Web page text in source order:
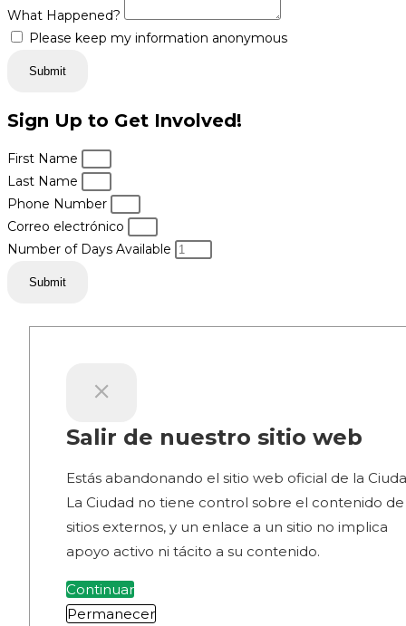
What Happened?
Please keep my information anonymous
Submit
Sign Up to Get Involved!
First Name
Last Name
Phone Number
Correo electrónico
Number of Days Available
Submit
Salir de nuestro sitio web
Estás abandonando el sitio web oficial de la
La Ciudad no tiene control sobre el contenido de
sitios externos, y un enlace a un sitio no implica
apoyo activo ni tácito a su contenido.
Continuar
Permanecer